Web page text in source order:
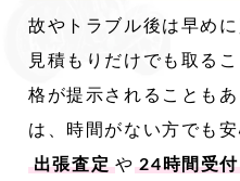
故やトラブル後は早め
見積もりだけでも取る
格が提示されることも
は、時間がない方でも
出張査定 や 24時間受付